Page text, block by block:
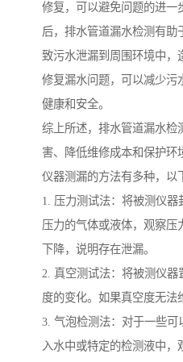
修复，可以避免问题的进一
后，排水管道漏水检测有助
致污水泄漏到周围环境中，
修复漏水问题，可以减少污
健康和安全。
综上所述，排水管道漏水检
害、降低维修成本和保护环
仪器测漏的方法有多种，以
1. 压力测试法：将被测仪
压力的气体或液体，观察压
下降，说明存在泄漏。
2. 真空测试法：将被测仪
度的变化。如果真空度无法
3. 气泡检测法：对于一些
入水中或特定的检测液中，